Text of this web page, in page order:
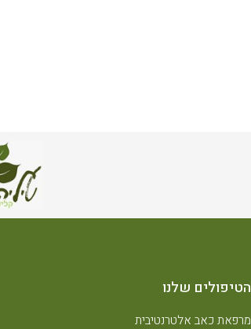
הטיפולים שלנו
מרפאת כאב אלטרנטיבית